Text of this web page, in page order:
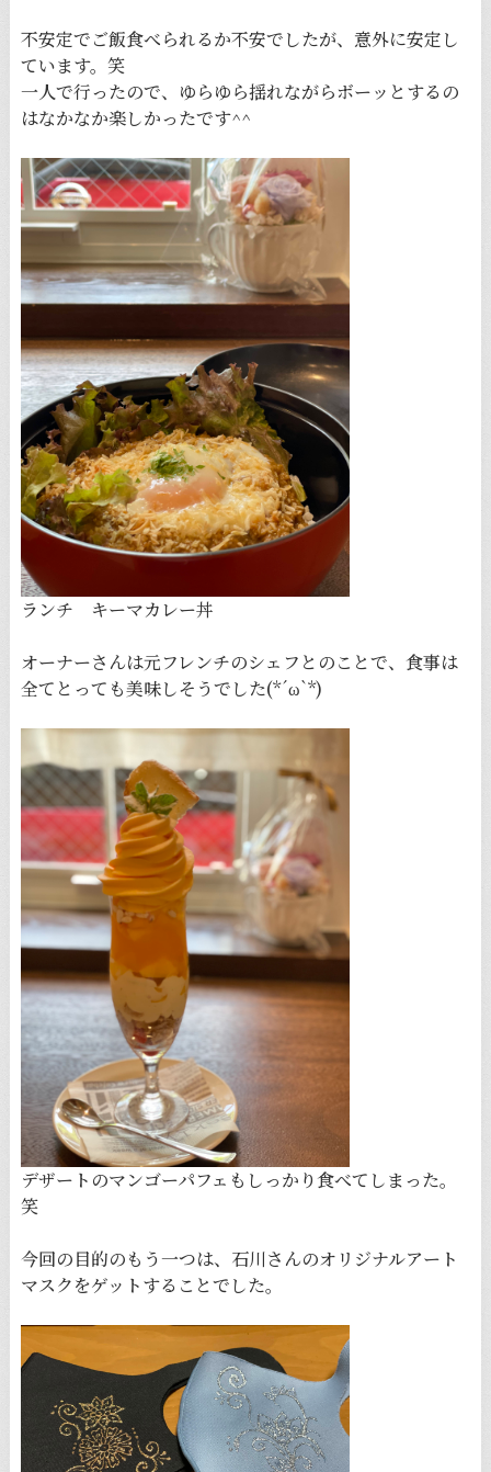
不安定でご飯食べられるか不安でしたが、意外に安定し
ています。笑
一人で行ったので、ゆらゆら揺れながらボーッとするの
はなかなか楽しかったです^^
ランチ キーマカレー丼
オーナーさんは元フレンチのシェフとのことで、食事は
全てとっても美味しそうでした(*´ω`*)
デザートのマンゴーパフェもしっかり食べてしまった。
笑
今回の目的のもう一つは、石川さんのオリジナルアート
マスクをゲットすることでした。